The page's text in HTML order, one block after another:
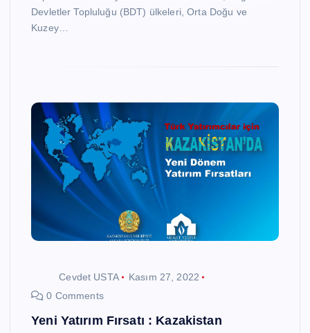
Devletler Topluluğu (BDT) ülkeleri, Orta Doğu ve
Kuzey…
Cevdet USTA
Kasım 27, 2022
0 Comments
Yeni Yatırım Fırsatı : Kazakistan